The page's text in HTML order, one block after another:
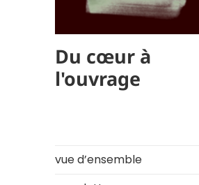
Du cœur à
l'ouvrage
vue d’ensemble